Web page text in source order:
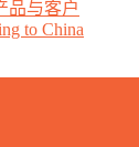
品与客户
to China